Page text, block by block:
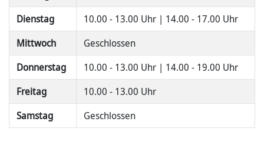
Dienstag
10.00 - 13.00 Uhr | 14.00 - 17.00 Uhr
Mittwoch
Geschlossen
Donnerstag
10.00 - 13.00 Uhr | 14.00 - 19.00 Uhr
Freitag
10.00 - 13.00 Uhr
Samstag
Geschlossen